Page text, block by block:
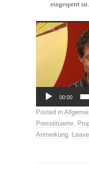
eingesperrt ist.
Video-
Player
00:00
Posted in
Presstituierte
Anmerkung